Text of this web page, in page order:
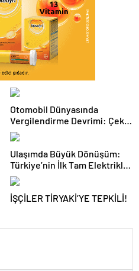
Otomobil Dünyasında
Vergilendirme Devrimi: Çekiş
Sistemleri ve Yeni Dönem
Ulaşımda Büyük Dönüşüm:
Türkiye’nin İlk Tam Elektrikli
Akaryakıt İstasyonu Deneyimi
İŞÇİLER TİRYAKİ’YE TEPKİLİ!